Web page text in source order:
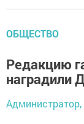
ОБЩЕСТВО
Редакцию
наградили
Администратор,